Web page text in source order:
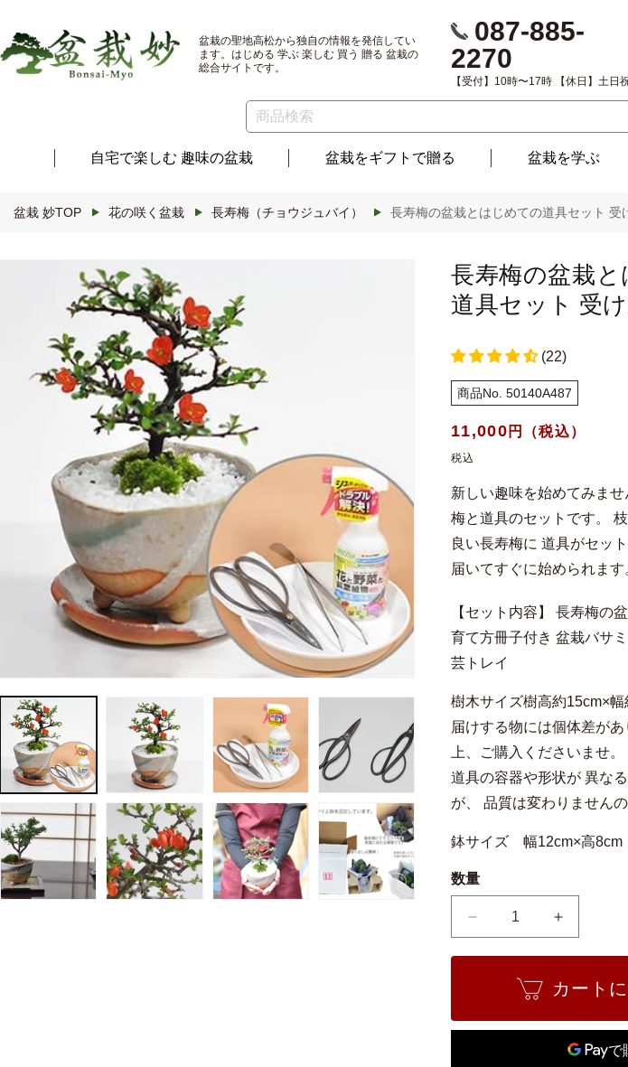
進む
盆栽の聖地高松から独自の情報を発信してい
ます。はじめる 学ぶ 楽しむ 買う 贈る 盆栽の
総合サイトです。
087-885-
2270
【受付】10時〜17時 【休日】土日
自宅で楽しむ 趣味の盆栽 盆栽をギフトで贈る 盆栽を学ぶ
盆栽 妙TOP 花の咲く盆栽 長寿梅（チョウジュバイ） 長寿梅の盆栽とはじめての道具セット 受
長寿梅の盆栽
道具セット 受
(22)
商品No. 50140A487
通
常
格
11,000 円（税込）
税込
新しい趣味を始めてみま
梅と道具のセットです。
良い長寿梅に 道具がセッ
届いてすぐに始められます
【セット内容】 長寿梅の
育て方冊子付き 盆栽バサ
芸トレイ
樹木サイズ樹高約15cm×
届けする物には個体差が
上、ご購入くださいませ
道具の容器や形状が 異な
が、 品質は変わりません
鉢サイズ 幅12cm×高8cm
数量
栽
長
の
栽
と
カート